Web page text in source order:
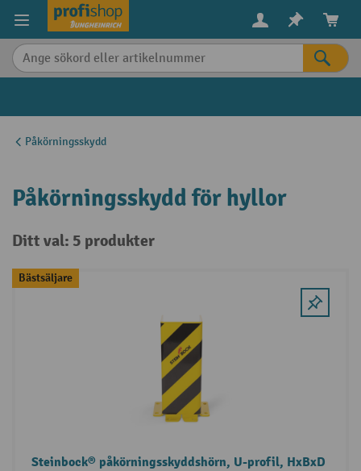
Påkörningsskydd
Påkörningsskydd för hyllor
Ditt val: 5 produkter
Bästsäljare
Steinbock® påkörningsskyddshörn, U-profil, HxBxD